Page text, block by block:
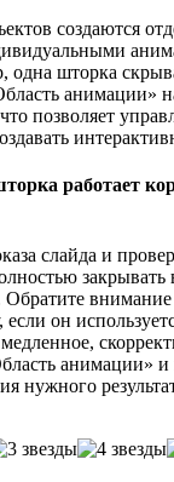
создаются
одна шторка
анимации»
позволяет
работает
слайда и
закрывать
Обратите внимание
он
анимации»
нужного